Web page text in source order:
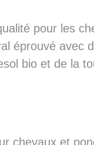
pour les
éprouvé avec
bio et de la
chevaux et